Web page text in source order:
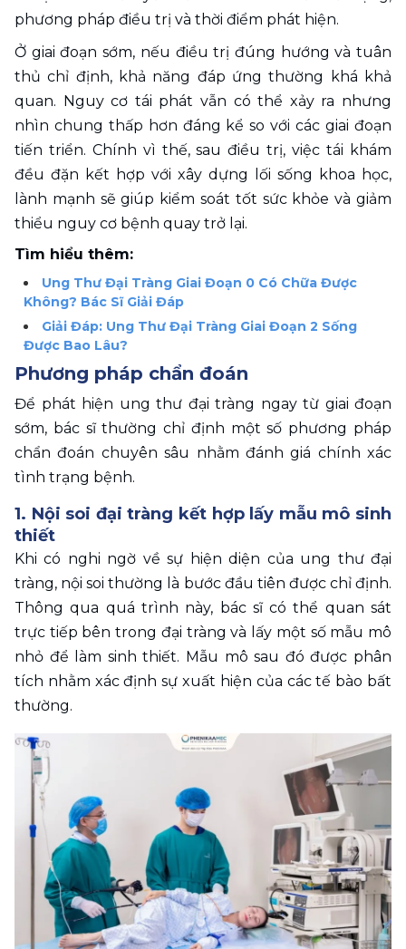
phương pháp điều trị và thời điểm phát hiện.
Ở giai đoạn sớm, nếu điều trị đúng hướng và tuân
thủ chỉ định, khả năng đáp ứng thường khá khả
quan. Nguy cơ tái phát vẫn có thể xảy ra nhưng
nhìn chung thấp hơn đáng kể so với các giai đoạn
tiến triển. Chính vì thế, sau điều trị, việc tái khám
đều đặn kết hợp với xây dựng lối sống khoa học,
lành mạnh sẽ giúp kiểm soát tốt sức khỏe và giảm
thiểu nguy cơ bệnh quay trở lại.
Tìm hiểu thêm:
Ung Thư Đại Tràng Giai Đoạn 0 Có Chữa Được
Không? Bác Sĩ Giải Đáp
Giải Đáp: Ung Thư Đại Tràng Giai Đoạn 2 Sống
Được Bao Lâu?
Phương pháp chẩn đoán
Để phát hiện ung thư đại tràng ngay từ giai đoạn
sớm, bác sĩ thường chỉ định một số phương pháp
chẩn đoán chuyên sâu nhằm đánh giá chính xác
tình trạng bệnh.
1. Nội soi đại tràng kết hợp lấy mẫu mô sinh
thiết
Khi có nghi ngờ về sự hiện diện của ung thư đại
tràng, nội soi thường là bước đầu tiên được chỉ định.
Thông qua quá trình này, bác sĩ có thể quan sát
trực tiếp bên trong đại tràng và lấy một số mẫu mô
nhỏ để làm sinh thiết. Mẫu mô sau đó được phân
tích nhằm xác định sự xuất hiện của các tế bào bất
thường.